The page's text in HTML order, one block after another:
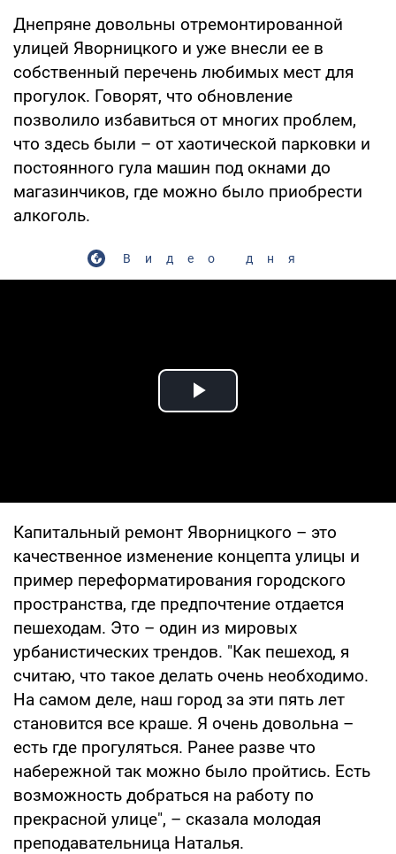
Днепряне довольны отремонтированной
улицей Яворницкого и уже внесли ее в
собственный перечень любимых мест для
прогулок. Говорят, что обновление
позволило избавиться от многих проблем,
что здесь были – от хаотической парковки и
постоянного гула машин под окнами до
магазинчиков, где можно было приобрести
алкоголь.
Видео дня
Play Video
Капитальный ремонт Яворницкого – это
качественное изменение концепта улицы и
пример переформатирования городского
пространства, где предпочтение отдается
пешеходам. Это – один из мировых
урбанистических трендов. "Как пешеход, я
считаю, что такое делать очень необходимо.
На самом деле, наш город за эти пять лет
становится все краше. Я очень довольна –
есть где прогуляться. Ранее разве что
набережной так можно было пройтись. Есть
возможность добраться на работу по
прекрасной улице", – сказала молодая
преподавательница Наталья.